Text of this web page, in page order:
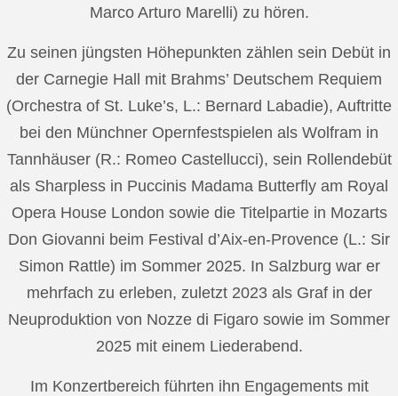
Marco Arturo Marelli) zu hören.
Zu seinen jüngsten Höhepunkten zählen sein Debüt in
der Carnegie Hall mit Brahms’ Deutschem Requiem
(Orchestra of St. Luke’s, L.: Bernard Labadie), Auftritte
bei den Münchner Opernfestspielen als Wolfram in
Tannhäuser (R.: Romeo Castellucci), sein Rollendebüt
als Sharpless in Puccinis Madama Butterfly am Royal
Opera House London sowie die Titelpartie in Mozarts
Don Giovanni beim Festival d’Aix-en-Provence (L.: Sir
Simon Rattle) im Sommer 2025. In Salzburg war er
mehrfach zu erleben, zuletzt 2023 als Graf in der
Neuproduktion von Nozze di Figaro sowie im Sommer
2025 mit einem Liederabend.
Im Konzertbereich führten ihn Engagements mit